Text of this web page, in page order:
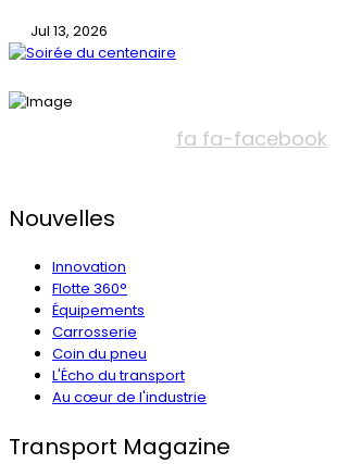
Jul 13, 2026
fa fa-facebook
Nouvelles
Innovation
Flotte 360°
Équipements
Carrosserie
Coin du pneu
L'Écho du transport
Au cœur de l'industrie
Transport Magazine